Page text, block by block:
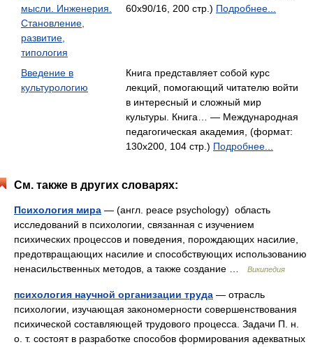
мысли. Инженерия.
Становление,
развитие,
типология
60x90/16, 200 стр.) Подробнее...
Введение в
культурологию
Книга представляет собой курс
лекций, помогающий читателю войти
в интересный и сложный мир
культуры. Книга… — Международная
педагогическая академия, (формат:
130x200, 104 стр.) Подробнее...
См. также в других словарях:
Психология мира — (англ. peace psychology) область
исследований в психологии, связанная с изучением
психических процессов и поведения, порождающих насилие,
предотвращающих насилие и способствующих использованию
ненасильственных методов, а также создание …
Википедия
психология научной организации труда — отрасль
психологии, изучающая закономерности совершенствования
психической составляющей трудового процесса. Задачи П. н.
о. т. состоят в разработке способов формирования адекватных